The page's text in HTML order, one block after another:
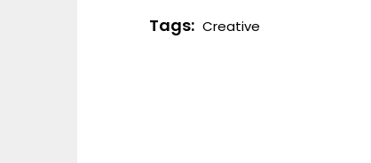
Tags: Creative